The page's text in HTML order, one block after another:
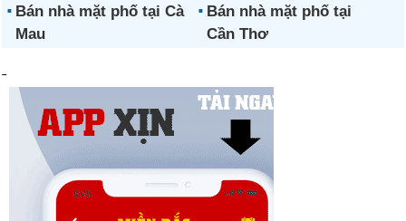
Bán nhà mặt phố tại Cà
Mau
Bán nhà mặt phố tại
Cần Thơ